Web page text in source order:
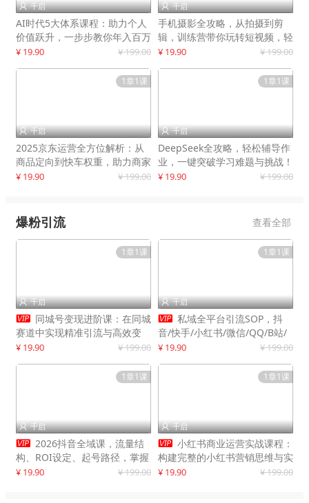
 千启
AI时代5大体系课程：助力个人
价值跃升，一步步教你年入百万
¥ 19.90 ¥ 199.00
 千启
手机摄影全攻略，从拍摄到剪
辑，训练营带你玩转短视频，轻
松拍大片
¥ 19.90 ¥ 199.00
1章1课
 千启
2025京东运营全方位解析：从
商品定向到快车权重，助力商家
打造爆款商品
¥ 19.90 ¥ 199.00
1章1课
 千启
DeepSeek全攻略，轻松辅导作
业，一键突破学习难题与挑战！
¥ 19.90 ¥ 199.00
爆粉引流 查看全部
1章1课
 千启
 同城号变现进阶课：在同城
赛道中实现精准引流与高效变
现，单店月引流成交额提升50%
¥ 19.90 ¥ 199.00
1章1课
 千启
 私域全平台引流SOP，抖
音/快手/小红书/微信/QQ/B站/
闲鱼等，技术合集，高效转化公
¥ 19.90 ¥ 199.00
1章1课
 千启
 2026抖音全域课，流量结
构、ROI设定、起号路径，掌握
平台新规下利润最大化
¥ 19.90 ¥ 199.00
1章1课
 千启
 小红书商业运营实战课程：
构建完整的小红书营销思维与实
战能力，案例店铺月销破百万！
¥ 19.90 ¥ 199.00